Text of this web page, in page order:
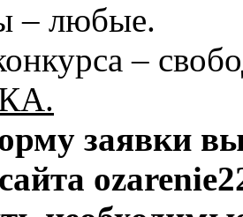
– любые.
–
заявки вы